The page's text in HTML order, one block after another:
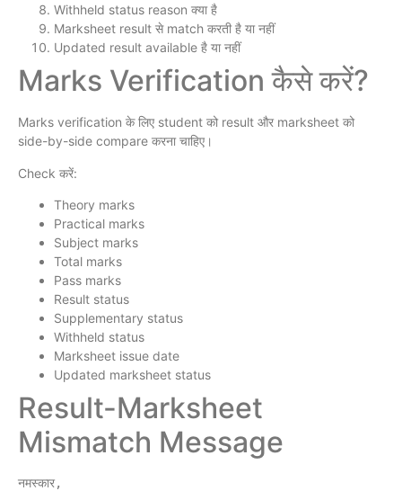
Withheld status reason क्या है
Marksheet result से match करती है या नहीं
Updated result available है या नहीं
Marks Verification कैसे करें?
Marks verification के लिए student को result और marksheet को
side-by-side compare करना चाहिए।
Check करें:
Theory marks
Practical marks
Subject marks
Total marks
Pass marks
Result status
Supplementary status
Withheld status
Marksheet issue date
Updated marksheet status
Result-Marksheet
Mismatch Message
नमस्कार,